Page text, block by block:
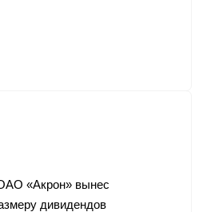
«Акрон» вынес
дивидендов